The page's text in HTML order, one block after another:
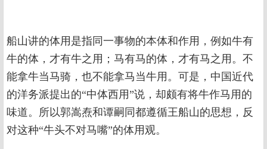
船山讲的体用是指同一事物的本体和作用，例如牛有
牛的体，才有牛之用；马有马的体，才有马之用。不
能拿牛当马骑，也不能拿马当牛用。可是，中国近代
的洋务派提出的“中体西用”说，却颇有将牛作马用的
味道。所以郭嵩焘和谭嗣同都遵循王船山的思想，反
对这种“牛头不对马嘴”的体用观。